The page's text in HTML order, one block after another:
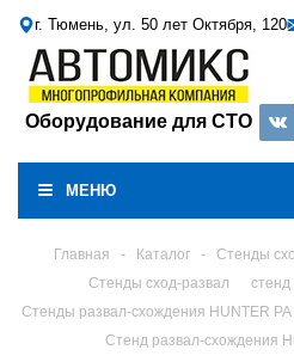
г. Тюмень, ул. 50 лет Октября, 120
Оборудование для СТО
МЕНЮ
Главная - Каталог - Стенды
Стенды сход-развал
стенд
Стенды развал-схождения HUNTER
Стенд развал-схождения